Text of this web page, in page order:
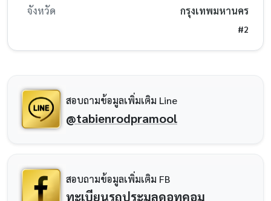
จังหวัด
กรุงเทพมหานคร
#2
สอบถามข้อมูลเพิ่มเติม Line
@tabienrodpramool
สอบถามข้อมูลเพิ่มเติม FB
ทะเบียนรถประมูลดอทคอม